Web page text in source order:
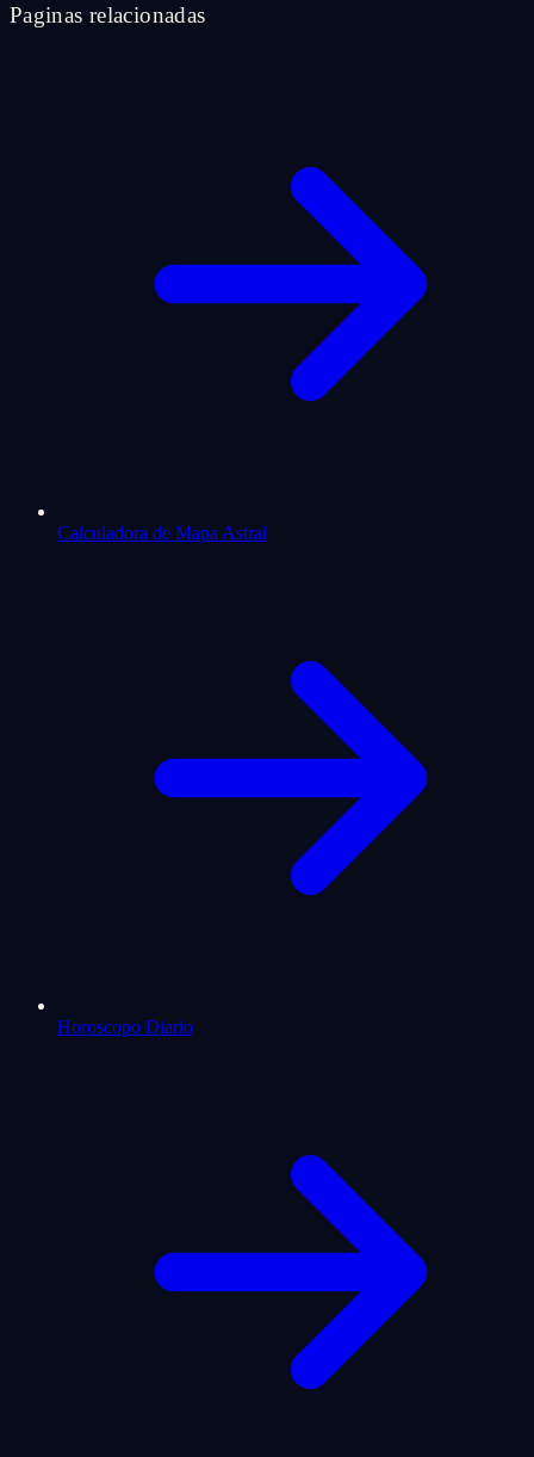
Paginas relacionadas
Calculadora de Mapa Astral
Horoscopo Diario